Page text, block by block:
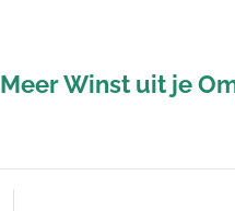
Meer Winst uit je